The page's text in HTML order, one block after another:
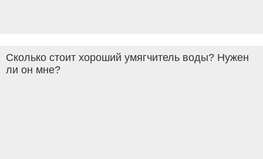
Сколько стоит хороший умягчитель воды? Нужен
ли он мне?